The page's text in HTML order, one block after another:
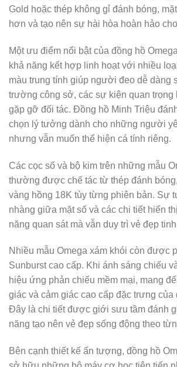
Gold hoặc thép không gỉ đánh bóng,
hơn và tạo nên sự hài hòa hoàn hảo
Một ưu điểm nổi bật của đồng hồ
khả năng kết hợp linh hoạt với nhiều
màu trung tính giúp người đeo dễ dàng
trường công sở, các sự kiện quan trọng
gặp gỡ đối tác. Đồng hồ Minh Triệu
chọn lý tưởng dành cho những người
nhưng vẫn muốn thể hiện cá tính riêng.
Các cọc số và bộ kim trên những mẫu
thường được chế tác từ thép đánh
vàng hồng 18K tùy từng phiên bản. Sự
nhàng giữa mặt số và các chi tiết hiển
năng quan sát mà vẫn duy trì vẻ đẹp
Nhiều mẫu Omega xám khói còn được
Sunburst cao cấp. Khi ánh sáng chiếu
hiệu ứng phản chiếu mềm mại, mang
giác và cảm giác cao cấp đặc trưng của
Đây là chi tiết được giới sưu tầm đánh
năng tạo nên vẻ đẹp sống động theo
Bên cạnh thiết kế ấn tượng, đồng hồ